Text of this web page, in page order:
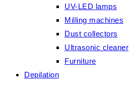
UV-LED lamps
Milling machines
Dust collectors
Ultrasonic cleaner
Furniture
Depilation